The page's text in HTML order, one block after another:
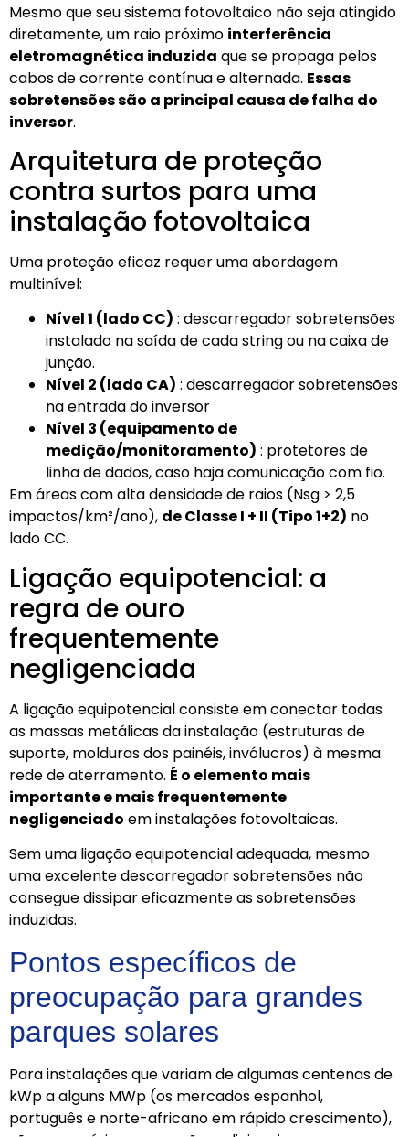
Mesmo que seu sistema fotovoltaico não seja atingido
diretamente, um raio próximo interferência
eletromagnética induzida que se propaga pelos
cabos de corrente contínua e alternada. Essas
sobretensões são a principal causa de falha do
inversor.
Arquitetura de proteção
contra surtos para uma
instalação fotovoltaica
Uma proteção eficaz requer uma abordagem
multinível:
Nível 1 (lado CC) : descarregador sobretensões
instalado na saída de cada string ou na caixa de
junção.
Nível 2 (lado CA) : descarregador sobretensões
na entrada do inversor
Nível 3 (equipamento de
medição/monitoramento) : protetores de
linha de dados, caso haja comunicação com fio.
Em áreas com alta densidade de raios (Nsg > 2,5
impactos/km²/ano), de Classe I + II (Tipo 1+2) no
lado CC.
Ligação equipotencial: a
regra de ouro
frequentemente
negligenciada
A ligação equipotencial consiste em conectar todas
as massas metálicas da instalação (estruturas de
suporte, molduras dos painéis, invólucros) à mesma
rede de aterramento. É o elemento mais
importante e mais frequentemente
negligenciado em instalações fotovoltaicas.
Sem uma ligação equipotencial adequada, mesmo
uma excelente descarregador sobretensões não
consegue dissipar eficazmente as sobretensões
induzidas.
Pontos específicos de
preocupação para grandes
parques solares
Para instalações que variam de algumas centenas de
kWp a alguns MWp (os mercados espanhol,
português e norte-africano em rápido crescimento),